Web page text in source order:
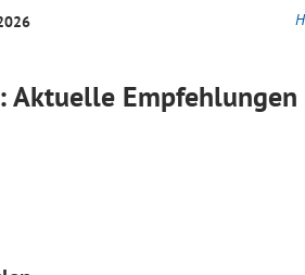
Aktuelle